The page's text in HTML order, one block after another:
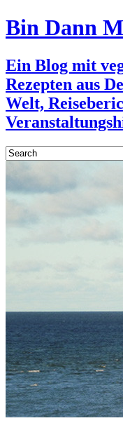
Bin Dann
Ein Blog mit
Rezepten aus
Welt,
Search